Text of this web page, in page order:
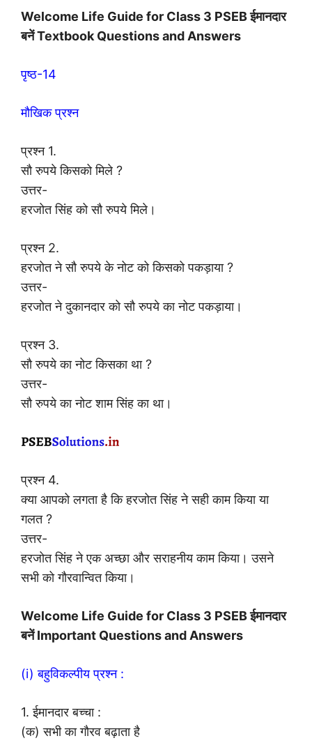
Welcome Life Guide for Class 3 PSEB ईमानदार
बनें Textbook Questions and Answers
पृष्ठ-14
मौखिक प्रश्न
प्रश्न 1.
सौ रुपये किसको मिले ?
उत्तर-
हरजोत सिंह को सौ रुपये मिले।
प्रश्न 2.
हरजोत ने सौ रुपये के नोट को किसको पकड़ाया ?
उत्तर-
हरजोत ने दुकानदार को सौ रुपये का नोट पकड़ाया।
प्रश्न 3.
सौ रुपये का नोट किसका था ?
उत्तर-
सौ रुपये का नोट शाम सिंह का था।
प्रश्न 4.
क्या आपको लगता है कि हरजोत सिंह ने सही काम किया या
गलत ?
उत्तर-
हरजोत सिंह ने एक अच्छा और सराहनीय काम किया। उसने
सभी को गौरवान्वित किया।
Welcome Life Guide for Class 3 PSEB ईमानदार
बनें Important Questions and Answers
(i) बहुविकल्पीय प्रश्न :
1. ईमानदार बच्चा :
(क) सभी का गौरव बढ़ाता है